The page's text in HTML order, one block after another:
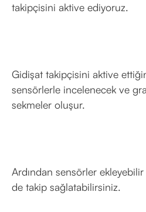
takipçisini aktive ediyoruz.
Gidişat takipçisini aktive
sensörlerle incelenecek ve
sekmeler oluşur.
Ardından sensörler
de takip sağlatabilirsiniz.